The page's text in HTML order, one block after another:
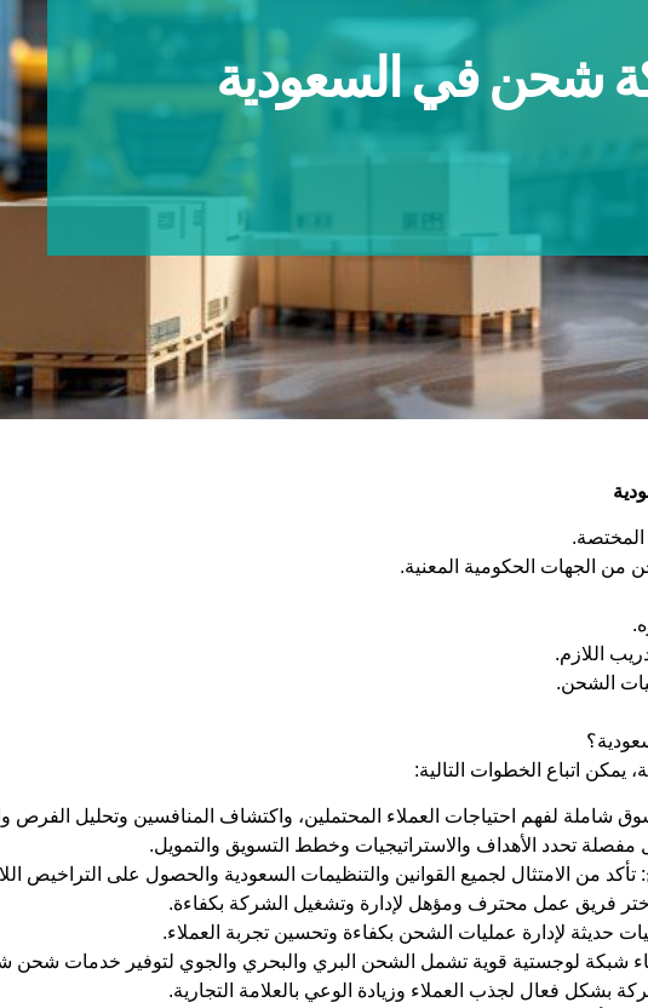
شحن في السعودية
المختصة.
الجهات الحكومية المعنية.
اللازم.
الشحن.
اتباع الخطوات التالية:
شاملة لفهم احتياجات العملاء المحتملين، واكتشاف المنافسين وتحليل الفرص
تحدد الأهداف والاستراتيجيات وخطط التسويق والتمويل.
من الامتثال لجميع القوانين والتنظيمات السعودية والحصول على التراخيص
فريق عمل محترف ومؤهل لإدارة وتشغيل الشركة بكفاءة.
حديثة لإدارة عمليات الشحن بكفاءة وتحسين تجربة العملاء.
شبكة لوجستية قوية تشمل الشحن البري والبحري والجوي لتوفير خدمات شحن
بشكل فعال لجذب العملاء وزيادة الوعي بالعلامة التجارية.